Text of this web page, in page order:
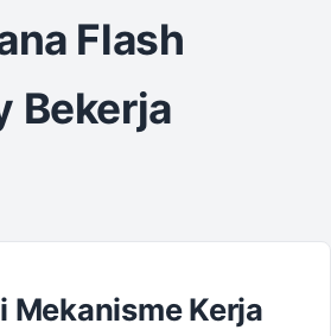
Flash
Bekerja
Mekanisme Kerja